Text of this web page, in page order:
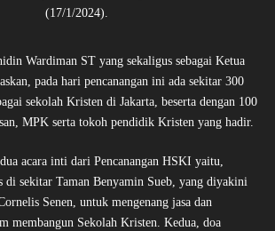
(17/1/2024).
Wardiman ST yang sekaligus sebagai Ketua
pada hari pencanangan ini ada sekitar 300
sekolah Kristen di Jakarta, beserta dengan 100
MPK serta tokoh pendidik Kristen yang hadir.
acara inti dari Pencanangan HSKI yaitu,
di sekitar Taman Benyamin Sueb, yang diyakini
Senen, untuk mengenang jasa dan
membangun Sekolah Kristen. Kedua, doa